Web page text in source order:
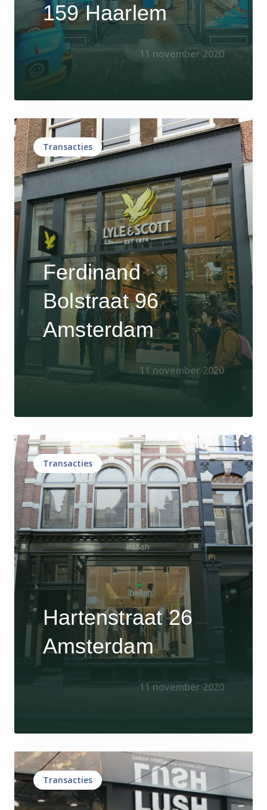
159 Haarlem
11 november 2020
Transacties
Ferdinand
Bolstraat 96
Amsterdam
11 november 2020
Transacties
Hartenstraat 26
Amsterdam
11 november 2020
Transacties